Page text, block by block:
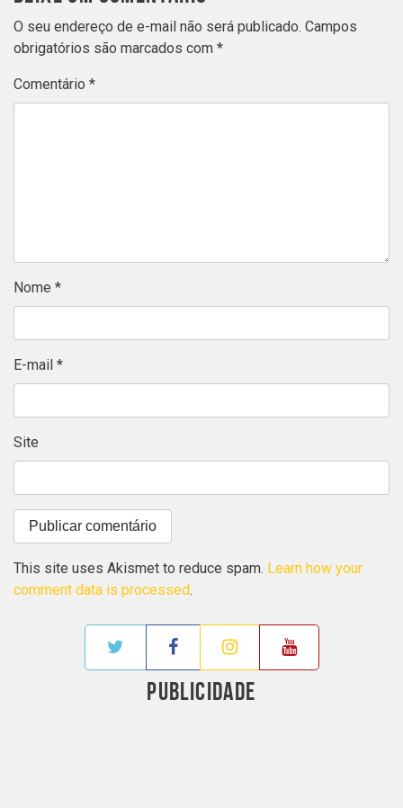
O seu endereço de e-mail não será publicado. Campos
obrigatórios são marcados com *
Comentário *
Nome *
E-mail *
Site
This site uses Akismet to reduce spam. Learn how your
comment data is processed.
PUBLICIDADE